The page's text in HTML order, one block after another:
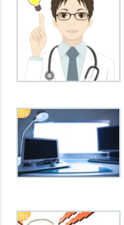
OS
OS